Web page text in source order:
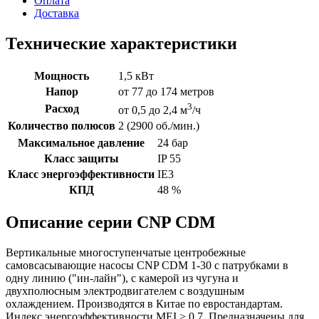
Доставка
Технические характеристики
Мощность
1,5 кВт
Напор
от 77 до 174 метров
Расход
от 0,5 до 2,4 м3/ч
Количество полюсов 2 (2900 об./мин.)
Максимальное давление
24 бар
Класс защиты
IP 55
Класс энергоэффективности IE3
КПД
48 %
Описание серии CNP CDM
Вертикальные многоступенчатые центробежные
самовсасывающие насосы CNP CDM 1-30 с патрубками в
одну линию ("ин-лайн"), с камерой из чугуна и
двухполюсным электродвигателем с воздушным
охлаждением. Производятся в Китае по евростандартам.
Индекс энергоэффективности MEI > 0,7. Предназначены для